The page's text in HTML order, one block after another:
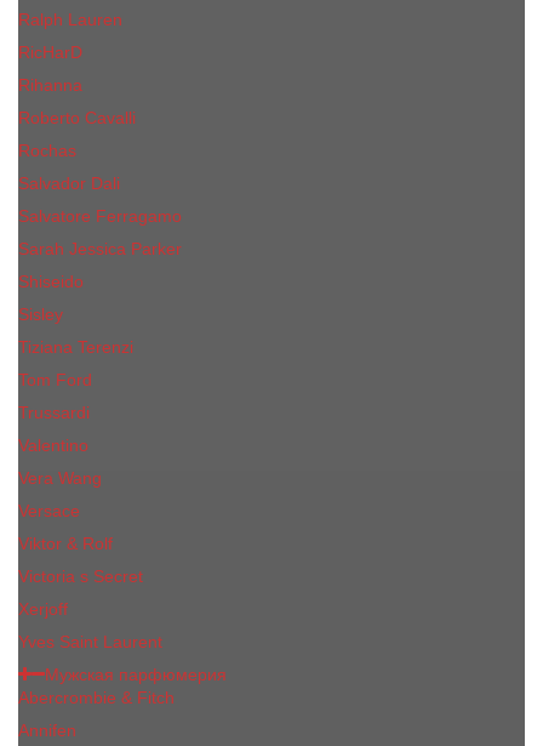
Ralph Lauren
RicHarD
Rihanna
Roberto Cavalli
Rochas
Salvador Dali
Salvatore Ferragamo
Sarah Jessica Parker
Shiseido
Sisley
Tiziana Terenzi
Tom Ford
Trussardi
Valentino
Vera Wang
Versace
Viktor & Rolf
Victoria s Secret
Xerjoff
Yves Saint Laurent
Мужская парфюмерия
Abercrombie & Fitch
Annifen